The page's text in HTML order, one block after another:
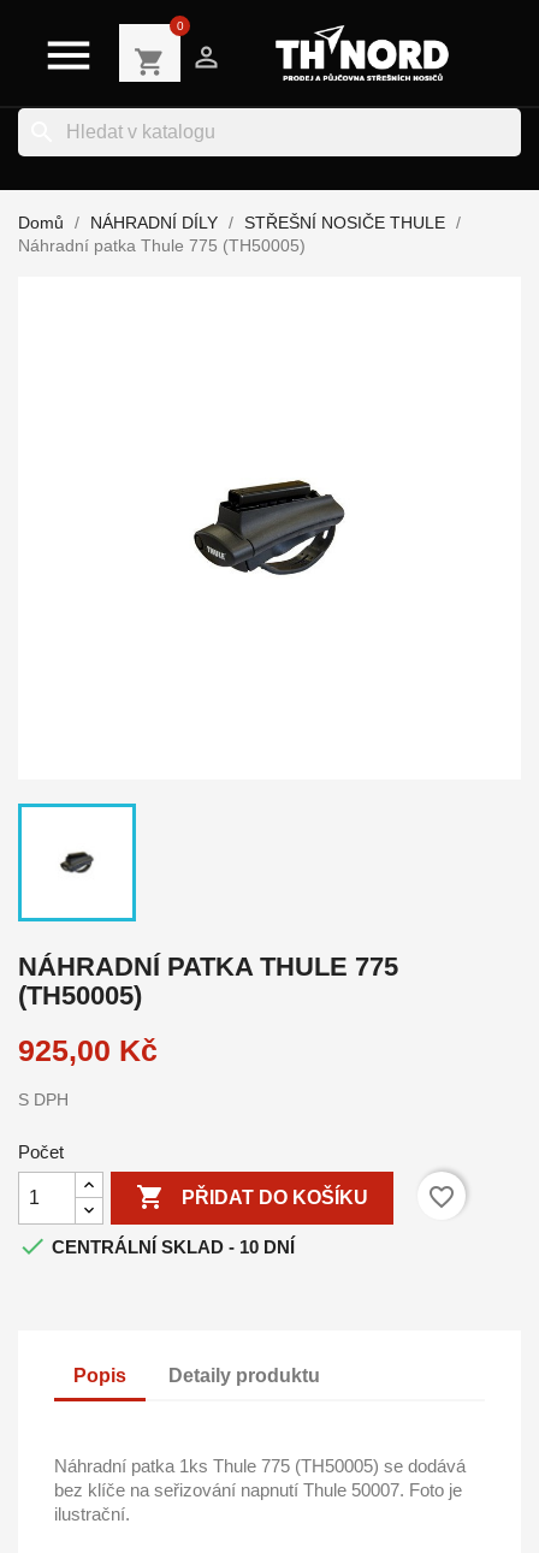
 shopping_cart
0

Domů NÁHRADNÍ DÍLY
STŘEŠNÍ NOSIČE THULE
Náhradní patka Thule 775 (TH50005)
NÁHRADNÍ PATKA THULE 775
(TH50005)
925,00 Kč
S DPH
Počet
 PŘIDAT DO KOŠÍKU
favorite_border
 CENTRÁLNÍ SKLAD - 10 DNÍ
Popis Detaily produktu
Náhradní patka 1ks Thule 775 (TH50005) se dodává
bez klíče na seřizování napnutí Thule 50007. Foto je
ilustrační.